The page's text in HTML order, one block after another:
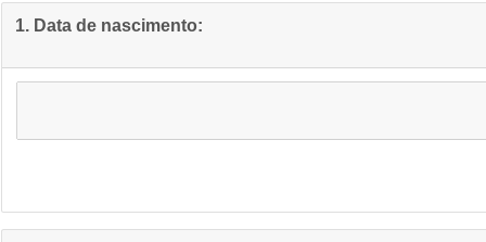
1. Data de nascimento: